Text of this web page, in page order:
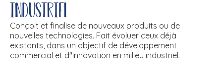
industriel
Conçoit et finalise de nouveaux produits ou de
nouvelles technologies. Fait évoluer ceux déjà
existants, dans un objectif de développement
commercial et d''innovation en milieu industriel.